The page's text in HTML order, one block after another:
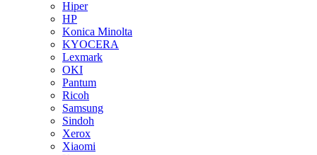
Hiper
HP
Konica Minolta
KYOCERA
Lexmark
OKI
Pantum
Ricoh
Samsung
Sindoh
Xerox
Xiaomi